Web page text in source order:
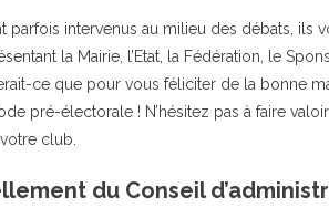
parfois intervenus au milieu des débats, ils
la Mairie, l’Etat, la Fédération, le
ce que pour vous féliciter de la bonne
pré-électorale ! N’hésitez pas à faire
club.
du Conseil